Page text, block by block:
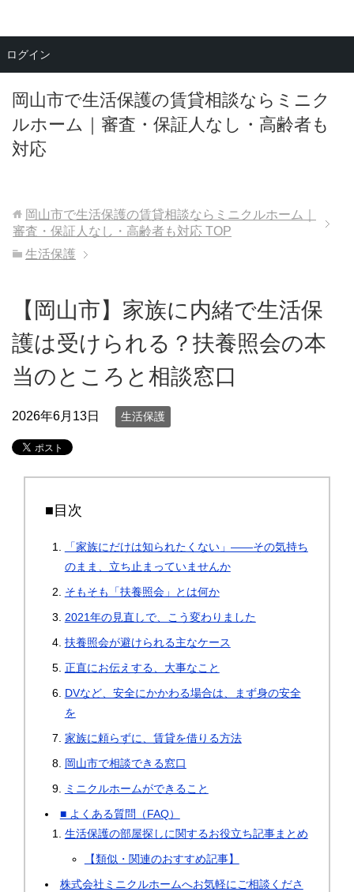
岡山市で生活保護の賃貸相談ならミニク
ルホーム｜審査・保証人なし・高齢者も
対応
メニュー
岡山市で生活保護の賃貸相談ならミニクルホーム｜
審査・保証人なし・高齢者も対応 TOP
生活保護
【岡山市】家族に内緒で生活保
護は受けられる？扶養照会の本
当のところと相談窓口
2026年6月13日 生活保護
■目次
「家族にだけは知られたくない」――その気持ち
のまま、立ち止まっていませんか
そもそも「扶養照会」とは何か
2021年の見直しで、こう変わりました
扶養照会が避けられる主なケース
正直にお伝えする、大事なこと
DVなど、安全にかかわる場合は、まず身の安全
を
家族に頼らずに、賃貸を借りる方法
岡山市で相談できる窓口
ミニクルホームができること
■ よくある質問（FAQ）
生活保護の部屋探しに関するお役立ち記事まとめ
【類似・関連のおすすめ記事】
株式会社ミニクルホームへお気軽にご相談くださ
ログイン